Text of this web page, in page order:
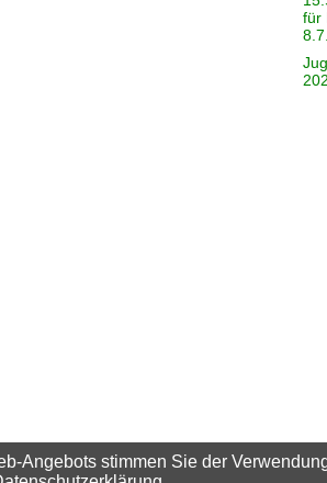
für
Angebots stimmen Sie der